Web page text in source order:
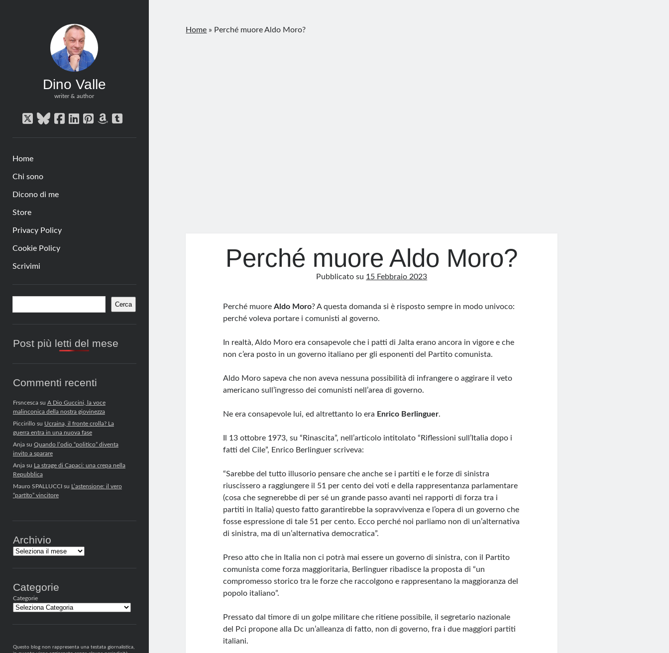
Dino Valle
writer & author
twitterbluesky
facebook
linkedin
pinterest
amazon
tumblr
Home
Chi sono
Dicono di me
Store
Privacy Policy
Cookie Policy
Scrivimi
Barra
laterale
Cerca
Post più letti del mese
Commenti recenti
Frsncescasu A Dio Guccini, la voce
malinconica della nostra giovinezza
Piccirillosu Ucraina, il fronte crolla? La
guerra entra in una nuova fase
Anjasu Quando l’odio “politico” diventa
invito a sparare
Anjasu La strage di Capaci: una crepa nella
Repubblica
Mauro SPALLUCCIsu L’astensione: il vero
“partito” vincitore
Archivio
Archivi
Categorie
Categorie
Questo blog non rappresenta una testata giornalistica,
Home » Perché muore Aldo Moro?
Perché muore Aldo Moro?
Pubblicato su 15 Febbraio 2023
Perché muore Aldo Moro? A questa domanda si è risposto sempre in modo univoco:
perché voleva portare i comunisti al governo.
In realtà, Aldo Moro era consapevole che i patti di Jalta erano ancora in vigore e che
non c’era posto in un governo italiano per gli esponenti del Partito comunista.
Aldo Moro sapeva che non aveva nessuna possibilità di infrangere o aggirare il veto
americano sull’ingresso dei comunisti nell’area di governo.
Ne era consapevole lui, ed altrettanto lo era Enrico Berlinguer.
Il 13 ottobre 1973, su “Rinascita”, nell’articolo intitolato “Riflessioni sull’Italia dopo i
fatti del Cile”, Enrico Berlinguer scriveva:
“Sarebbe del tutto illusorio pensare che anche se i partiti e le forze di sinistra
riuscissero a raggiungere il 51 per cento dei voti e della rappresentanza parlamentare
(cosa che segnerebbe di per sé un grande passo avanti nei rapporti di forza tra i
partiti in Italia) questo fatto garantirebbe la sopravvivenza e l’opera di un governo che
fosse espressione di tale 51 per cento. Ecco perché noi parliamo non di un’alternativa
di sinistra, ma di un’alternativa democratica”.
Preso atto che in Italia non ci potrà mai essere un governo di sinistra, con il Partito
comunista come forza maggioritaria, Berlinguer ribadisce la proposta di “un
compromesso storico tra le forze che raccolgono e rappresentano la maggioranza del
popolo italiano”.
Pressato dal timore di un golpe militare che ritiene possibile, il segretario nazionale
del Pci propone alla Dc un’alleanza di fatto, non di governo, fra i due maggiori partiti
italiani.